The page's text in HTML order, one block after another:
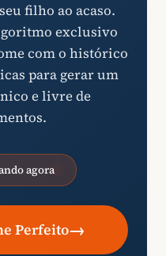
filho ao acaso.
exclusivo
com o histórico
para gerar um
e livre de
agora
Perfeito→